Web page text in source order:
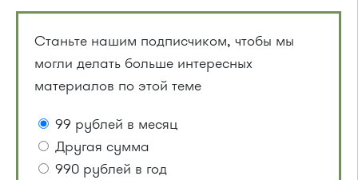
Станьте нашим подписчиком, чтобы мы
могли делать больше интересных
материалов по этой теме
99 рублей в месяц
Другая сумма
990 рублей в год